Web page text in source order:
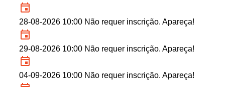
28-08-2026 10:00 Não requer inscrição. Apareça!
29-08-2026 10:00 Não requer inscrição. Apareça!
04-09-2026 10:00 Não requer inscrição. Apareça!